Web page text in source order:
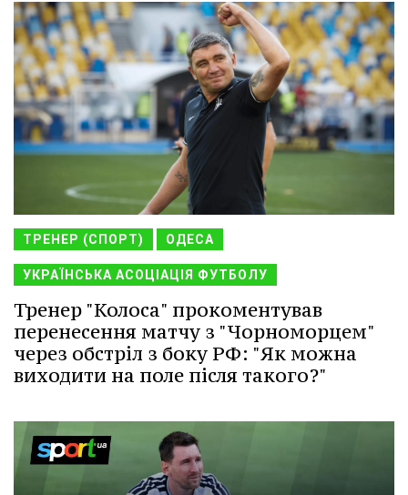
ТРЕНЕР (СПОРТ) ОДЕСА
УКРАЇНСЬКА АСОЦІАЦІЯ ФУТБОЛУ
Тренер "Колоса" прокоментував
перенесення матчу з "Чорноморцем"
через обстріл з боку РФ: "Як можна
виходити на поле після такого?"